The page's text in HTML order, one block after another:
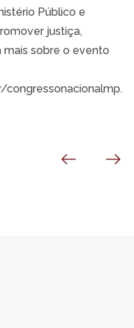
Público e
justiça,
mais sobre o evento
.